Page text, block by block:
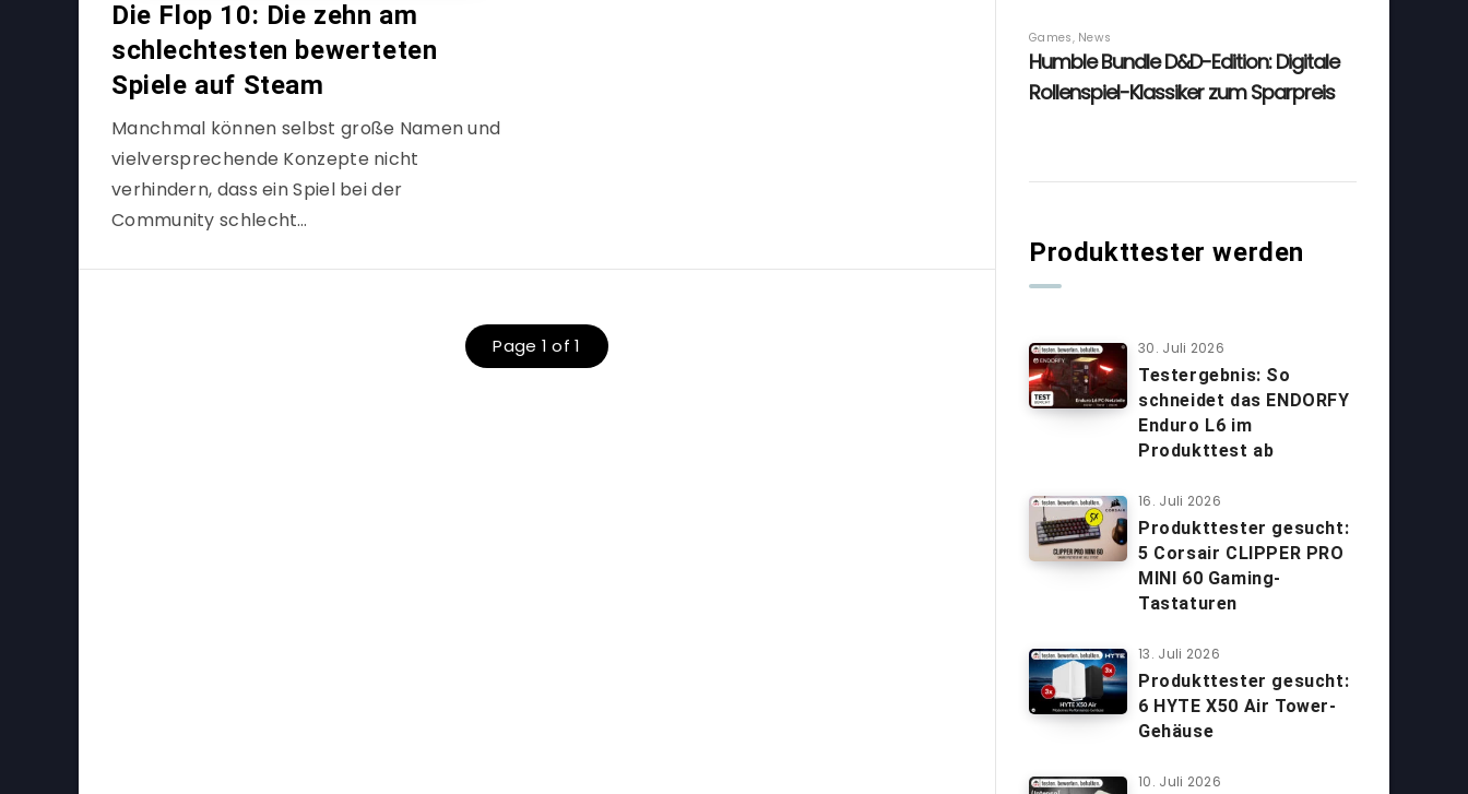
Die Flop 10: Die zehn am
schlechtesten bewerteten
Spiele auf Steam
Manchmal können selbst große Namen und
vielversprechende Konzepte nicht
verhindern, dass ein Spiel bei der
Community schlecht…
Page 1 of 1
Produkttester werden
30. Juli 2026
Testergebnis: So
schneidet das ENDORFY
Enduro L6 im
Produkttest ab
16. Juli 2026
Produkttester gesucht:
5 Corsair CLIPPER PRO
MINI 60 Gaming-
Tastaturen
13. Juli 2026
Produkttester gesucht:
6 HYTE X50 Air Tower-
Gehäuse
10. Juli 2026